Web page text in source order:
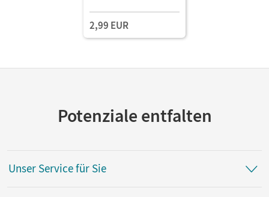
2,99 EUR
Potenziale entfalten
Unser Service für Sie